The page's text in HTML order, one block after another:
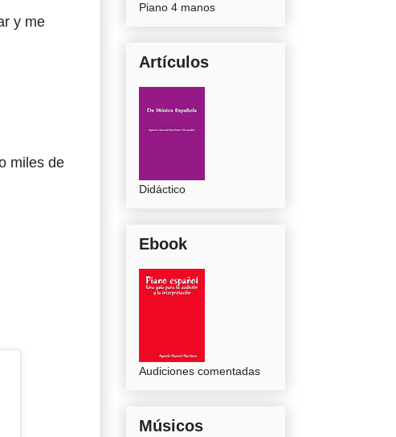
y me
miles de
Piano 4 manos
Artículos
Didáctico
Ebook
Audiciones comentadas
Músicos